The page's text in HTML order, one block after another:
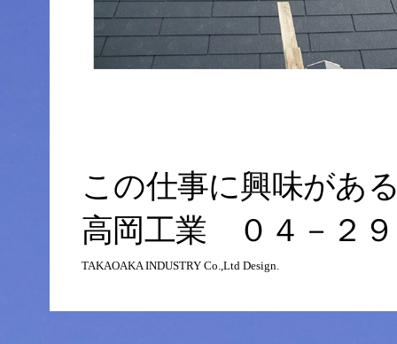
この仕事に興味があ
高岡工業 ０４－２９
TAKAOAKA INDUSTRY Co.,Ltd Design.